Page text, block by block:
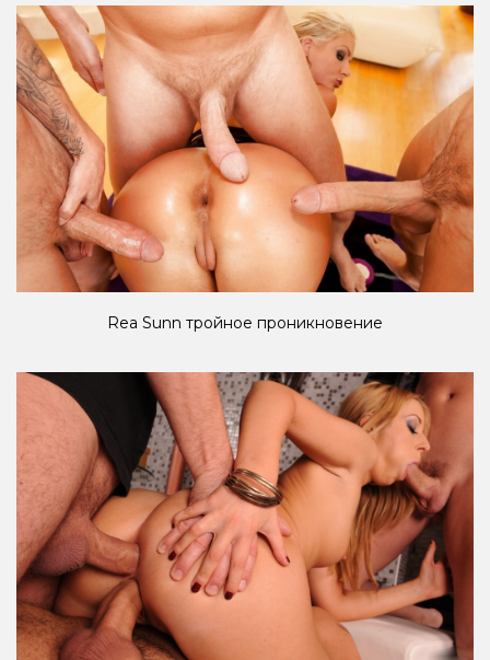
Rea Sunn тройное проникновение